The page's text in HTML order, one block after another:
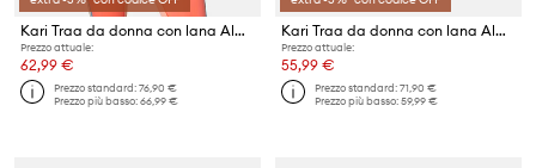
Kari Traa da donna con lana Alma
Prezzo attuale:
62,99 €
Prezzo standard:76,90 €
Prezzo più basso:66,99 €
Kari Traa da donna con lana Alma
Prezzo attuale:
55,99 €
Prezzo standard:71,90 €
Prezzo più basso:59,99 €